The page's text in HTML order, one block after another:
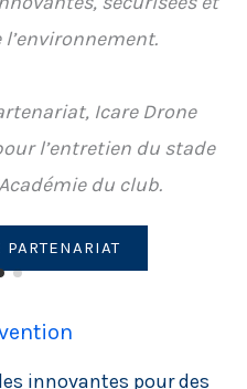
l’entretien des
avec moins de
et à un coût
PARTENARIAT
innovantes pour des